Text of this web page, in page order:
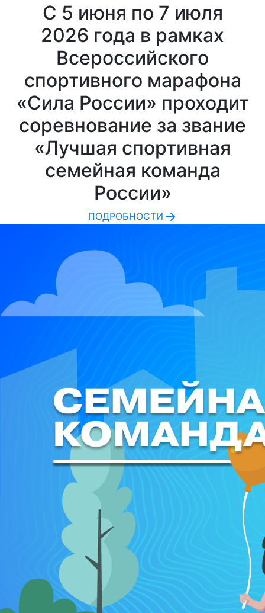
С 5 июня по 7 июля
2026 года в рамках
Всероссийского
спортивного марафона
«Сила России» проходит
соревнование за звание
«Лучшая спортивная
семейная команда
России»
ПОДРОБНОСТИ